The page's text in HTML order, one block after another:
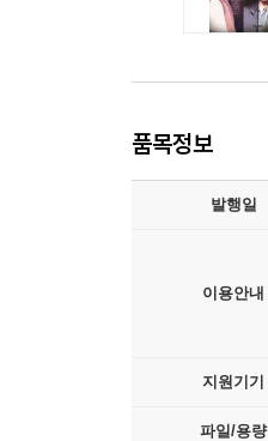
품목정보
발행일
이용안내
지원기기
파일/용량